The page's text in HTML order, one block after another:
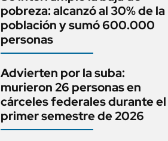
pobreza: alcanzó al 30% de la
población y sumó 600.000
personas
Advierten por la suba:
murieron 26 personas en
cárceles federales durante el
primer semestre de 2026